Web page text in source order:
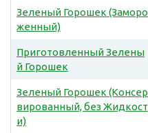
Зеленый Горошек (Заморо
женный)
Приготовленный Зелены
й Горошек
Зеленый Горошек (Консер
вированный, без Жидкост
и)